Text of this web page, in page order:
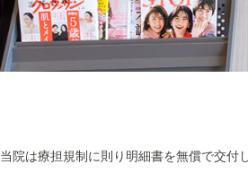
当院は療担規制に則り明細書を無償で交付